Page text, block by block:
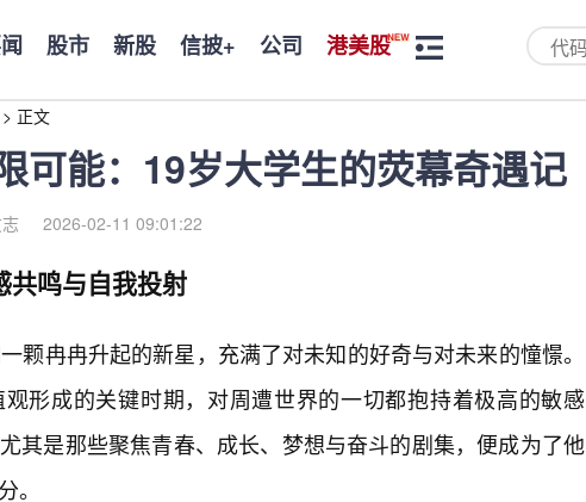
股市 新股 信披+ 公司 港美股
> 正文
可能：19岁大学生的荧幕奇遇记
2026-02-11 09:01:22
共鸣与自我投射
颗冉冉升起的新星，充满了对未知的好奇与对未来的憧憬。
形成的关键时期，对周遭世界的一切都抱持着极高的敏感
其是那些聚焦青春、成长、梦想与奋斗的剧集，便成为了他
。